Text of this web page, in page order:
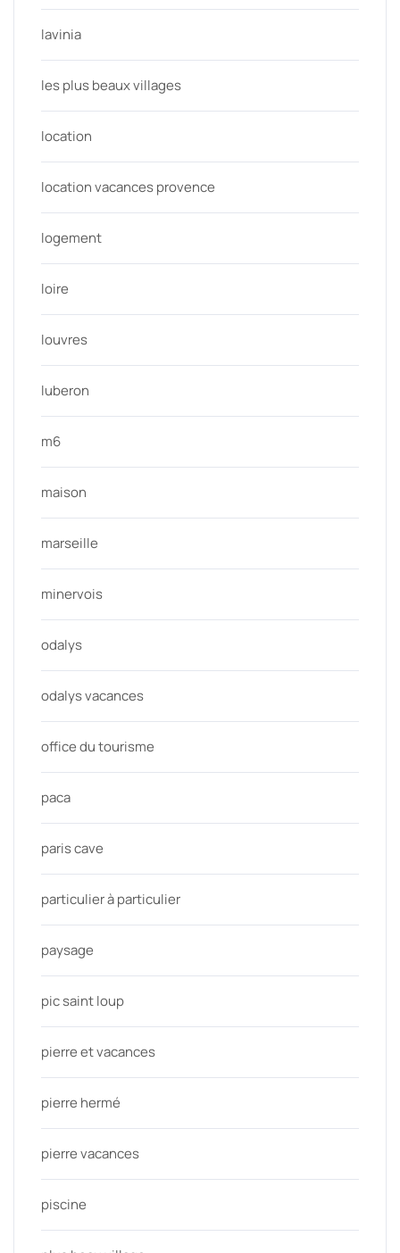
lavinia
les plus beaux villages
location
location vacances provence
logement
loire
louvres
luberon
m6
maison
marseille
minervois
odalys
odalys vacances
office du tourisme
paca
paris cave
particulier à particulier
paysage
pic saint loup
pierre et vacances
pierre hermé
pierre vacances
piscine